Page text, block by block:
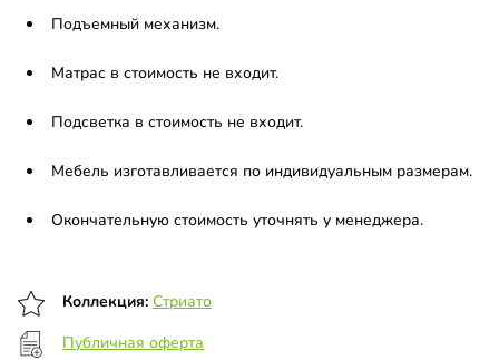
Подъемный механизм.
Матрас в стоимость не входит.
Подсветка в стоимость не входит.
Мебель изготавливается по индивидуальным размерам.
Окончательную стоимость уточнять у менеджера.
Коллекция: Стриато
Публичная оферта